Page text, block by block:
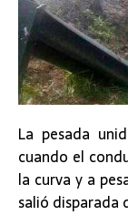
La pesada
cuando el
la curva y a
salió disparada